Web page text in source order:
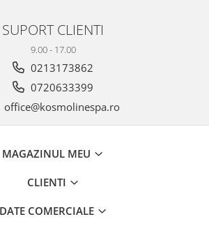
SUPORT CLIENTI
9.00 - 17.00
0213173862
0720633399
office@kosmolinespa.ro
MAGAZINUL MEU
CLIENTI
DATE COMERCIALE